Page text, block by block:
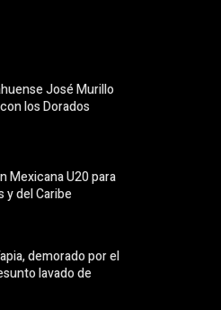
José Murillo
los Dorados
Mexicana U20 para
y del Caribe
demorado por el
lavado de